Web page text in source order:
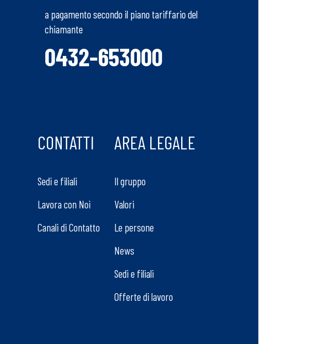
a pagamento secondo il piano tariffario del
chiamante
0432-653000
CONTATTI
Sedi e filiali
Lavora con Noi
Canali di Contatto
AREA LEGALE
Il gruppo
Valori
Le persone
News
Sedi e filiali
Offerte di lavoro